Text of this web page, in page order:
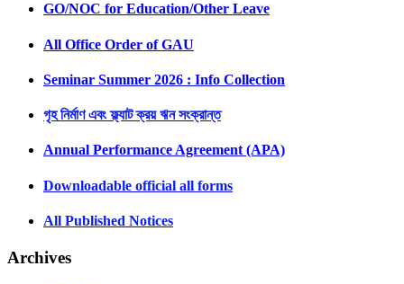
GO/NOC for Education/Other Leave
All Office Order of GAU
Seminar Summer 2026 : Info Collection
গৃহ নির্মাণ এবং ফ্ল্যাট ক্রয় ঋন সংক্রান্ত
Annual Performance Agreement (APA)
Downloadable official all forms
All Published Notices
Archives